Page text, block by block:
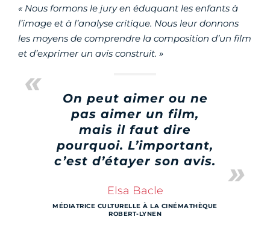
« Nous formons le jury en éduquant les enfants à
l’image et à l’analyse critique. Nous leur donnons
les moyens de comprendre la composition d’un film
et d’exprimer un avis construit. »
On peut aimer ou ne
pas aimer un film,
mais il faut dire
pourquoi. L’important,
c’est d’étayer son avis.
Elsa Bacle
MÉDIATRICE CULTURELLE À LA CINÉMATHÈQUE
ROBERT-LYNEN